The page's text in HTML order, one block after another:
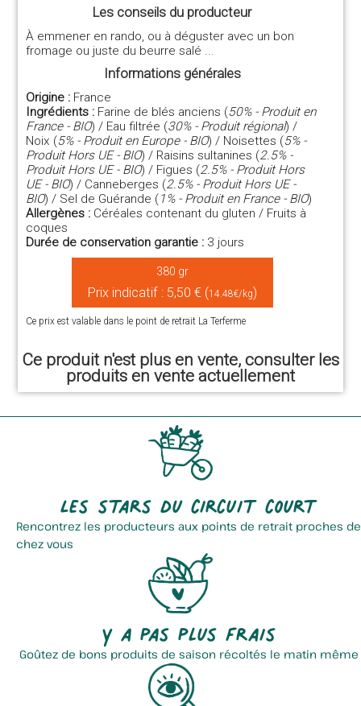
Les conseils du producteur
À emmener en rando, ou à déguster avec un bon
fromage ou juste du beurre salé ...
Informations générales
Origine : France
Ingrédients : Farine de blés anciens (50% - Produit en
France - BIO) / Eau filtrée (30% - Produit régional) /
Noix (5% - Produit en Europe - BIO) / Noisettes (5% -
Produit Hors UE - BIO) / Raisins sultanines (2.5% -
Produit Hors UE - BIO) / Figues (2.5% - Produit Hors
UE - BIO) / Canneberges (2.5% - Produit Hors UE -
BIO) / Sel de Guérande (1% - Produit en France - BIO)
Allergènes : Céréales contenant du gluten / Fruits à
coques
Durée de conservation garantie : 3 jours
380 gr
Prix indicatif : 5,50 € (14.48€/kg)
Ce prix est valable dans le point de retrait La Terferme
Ce produit n'est plus en vente, consulter les
produits en vente actuellement
Les stars du circuit court
Rencontrez les producteurs aux points de retrait proches de
chez vous
Y a pas plus frais
Goûtez de bons produits de saison récoltés le matin même